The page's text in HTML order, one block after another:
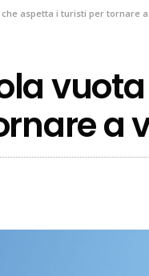
che aspetta i turisti per tornare
a